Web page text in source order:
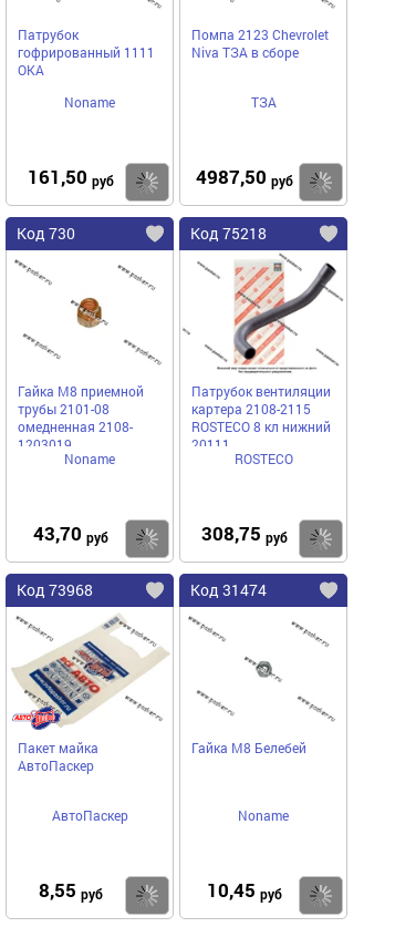
Патрубок
гофрированный 1111
ОКА
Noname
161,50 руб Купить
Помпа 2123 Chevrolet
Niva ТЗА в сборе
ТЗА
4987,50 руб
Код 730
Гайка М8 приемной
трубы 2101-08
омедненная 2108-
1203019
Noname
43,70 руб Купить
Код 75218
Патрубок вентиляции
картера 2108-2115
ROSTECO 8 кл нижний
20111
ROSTECO
308,75 руб
Код 73968
Пакет майка
АвтоПаскер
АвтоПаскер
8,55 руб Купить
Код 31474
Гайка М8 Белебей
Noname
10,45 руб